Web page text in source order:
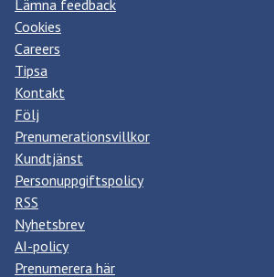
Lämna feedback
Cookies
Careers
Tipsa
Kontakt
Följ
Prenumerationsvillkor
Kundtjänst
Personuppgiftspolicy
RSS
Nyhetsbrev
AI-policy
Prenumerera här